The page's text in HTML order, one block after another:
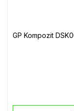
GP Kompozit